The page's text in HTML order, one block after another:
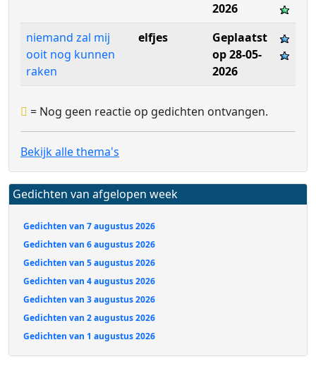
2026
niemand zal mij
ooit nog kunnen
raken
elfjes
Geplaatst
op 28-05-
2026
= Nog geen reactie op gedichten ontvangen.
Bekijk alle thema's
Gedichten van afgelopen week
Gedichten van 7 augustus 2026
Gedichten van 6 augustus 2026
Gedichten van 5 augustus 2026
Gedichten van 4 augustus 2026
Gedichten van 3 augustus 2026
Gedichten van 2 augustus 2026
Gedichten van 1 augustus 2026